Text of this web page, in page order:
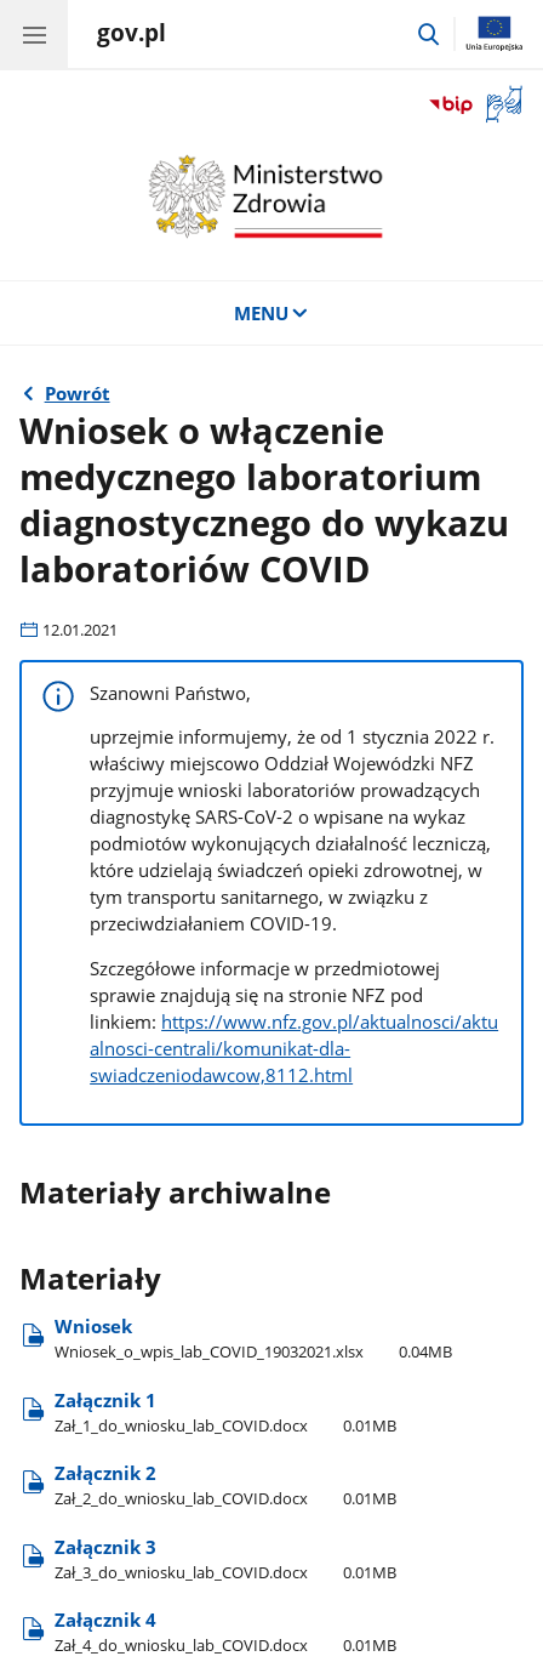
gov.pl
przejdź
okno
MENU
Powrót
Wniosek o włączenie
medycznego laboratorium
diagnostycznego do wykazu
laboratoriów COVID
12.01.2021
Szanowni Państwo,
uprzejmie informujemy, że od 1 stycznia 2022 r.
właściwy miejscowo Oddział Wojewódzki NFZ
przyjmuje wnioski laboratoriów prowadzących
diagnostykę SARS-CoV-2 o wpisane na wykaz
podmiotów wykonujących działalność leczniczą,
które udzielają świadczeń opieki zdrowotnej, w
tym transportu sanitarnego, w związku z
przeciwdziałaniem COVID-19.
Szczegółowe informacje w przedmiotowej
sprawie znajdują się na stronie NFZ pod
linkiem: https://www.nfz.gov.pl/aktualnosci/aktu
alnosci-centrali/komunikat-dla-
swiadczeniodawcow,8112.html
Materiały archiwalne
Materiały
Wniosek
Wniosek​_o​_wpis​_lab​_COVID​_19032021.xlsx 0.04MB
Załącznik 1
Zał​_1​_do​_wniosku​_lab​_COVID.docx 0.01MB
Załącznik 2
Zał​_2​_do​_wniosku​_lab​_COVID.docx 0.01MB
Załącznik 3
Zał​_3​_do​_wniosku​_lab​_COVID.docx 0.01MB
Załącznik 4
Zał​_4​_do​_wniosku​_lab​_COVID.docx 0.01MB